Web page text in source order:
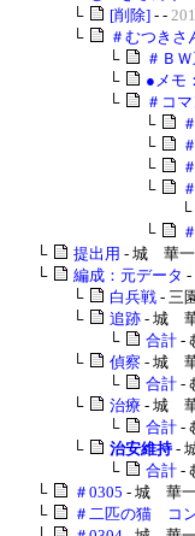
└
[削除] - -
└
＃むつきさ
└
＃Ｂ
└
●メモ
└
＃コ
└
└
└
└
└
└
└
提出用 - 城 華一
└
編成：元データ -
└
白兵戦 - 三
└
追跡 - 城
└
合計 -
└
偵察 - 城
└
合計 -
└
治療 - 城
└
合計 -
└
治安維持 -
└
合計 -
└
＃0305 - 城 華
└
＃二匹の猫 コ